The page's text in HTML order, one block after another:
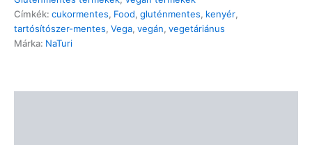
Címkék: cukormentes, Food, gluténmentes, kenyér,
tartósítószer-mentes, Vega, vegán, vegetáriánus
Márka: NaTuri